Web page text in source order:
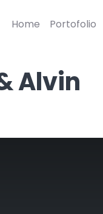
Home Portofolio
Alvin